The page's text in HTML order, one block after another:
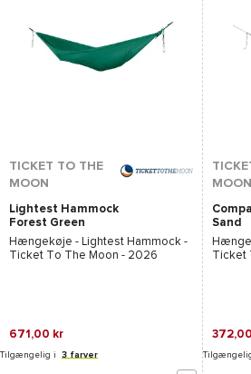
TICKET TO THE
MOON
Lightest Hammock
Forest Green
Hængekøje - Lightest Hammock -
Ticket To The Moon - 2026
671,00 kr
Tilgængelig i 3 farver
MOON
Sand
Ticket